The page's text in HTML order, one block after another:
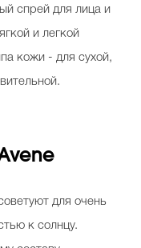
спрей для лица и
и легкой
кожи - для сухой,
для очень
к солнцу.